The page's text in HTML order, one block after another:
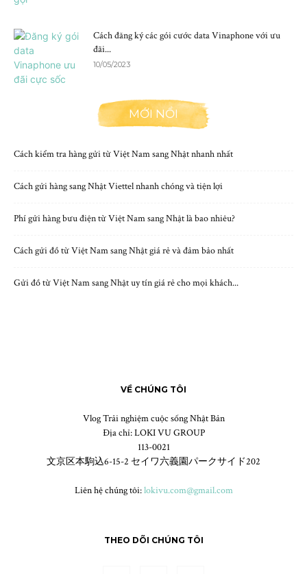
Cách đăng ký các gói cước data Vinaphone với ưu
đãi...
10/05/2023
MỚI NỔI
Cách kiểm tra hàng gửi từ Việt Nam sang Nhật nhanh nhất
Cách gửi hàng sang Nhật Viettel nhanh chóng và tiện lợi
Phí gửi hàng bưu điện từ Việt Nam sang Nhật là bao nhiêu?
Cách gửi đồ từ Việt Nam sang Nhật giá rẻ và đảm bảo nhất
Gửi đồ từ Việt Nam sang Nhật uy tín giá rẻ cho mọi khách...
VỀ CHÚNG TÔI
Vlog Trải nghiệm cuộc sống Nhật Bản
Địa chỉ: LOKI VU GROUP
113-0021
文京区本駒込6-15-2 セイワ六義園パークサイド202
Liên hệ chúng tôi:lokivu.com@gmail.com
THEO DÕI CHÚNG TÔI